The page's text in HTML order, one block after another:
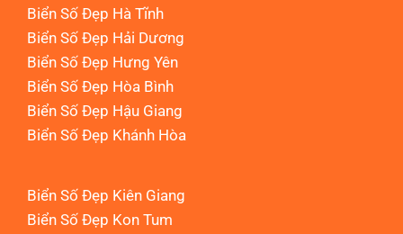
Biển Số Đẹp Hà Tĩnh
Biển Số Đẹp Hải Dương
Biển Số Đẹp Hưng Yên
Biển Số Đẹp Hòa Bình
Biển Số Đẹp Hậu Giang
Biển Số Đẹp Khánh Hòa
Biển Số Đẹp Kiên Giang
Biển Số Đẹp Kon Tum